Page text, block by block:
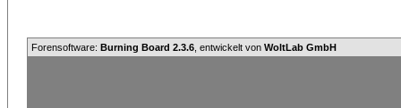
Forensoftware: Burning Board 2.3.6 , entwickelt von WoltLab GmbH